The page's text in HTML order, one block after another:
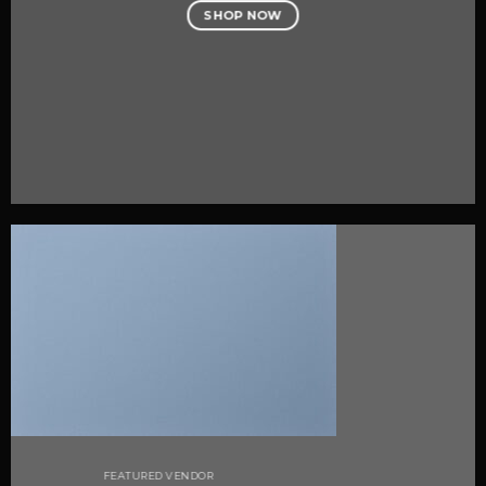
SHOP NOW
FEATURED VENDOR